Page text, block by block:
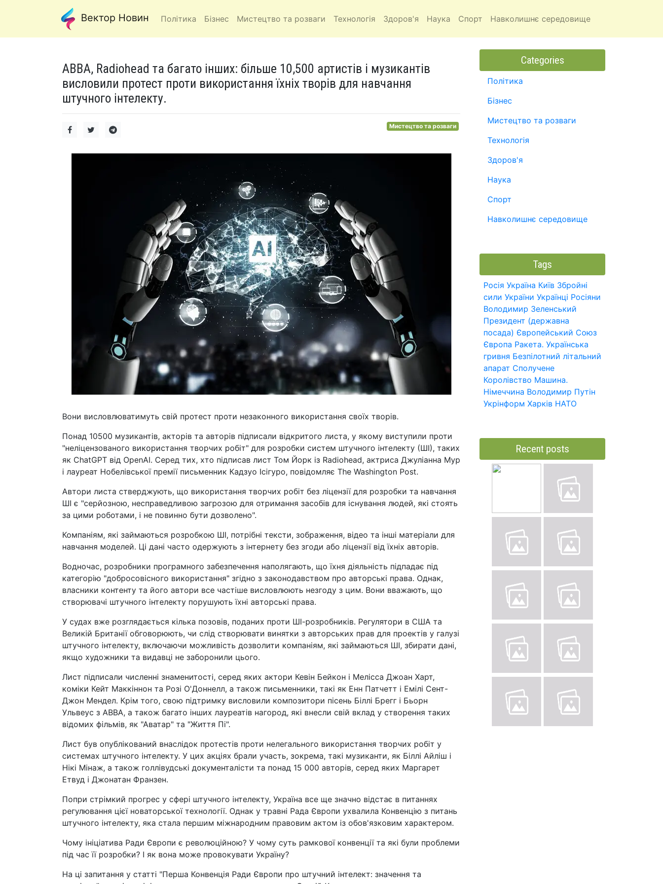
Вектор Новин Політика Бізнес Мистецтво та розваги Технологія Здоров'я Наука Спорт Навколишнє середовище
ABBA, Radiohead та багато інших: більше 10,500 артистів і музикантів
висловили протест проти використання їхніх творів для навчання
штучного інтелекту.
Мистецтво та розваги
Вони висловлюватимуть свій протест проти незаконного використання своїх творів.
Понад 10500 музикантів, акторів та авторів підписали відкритого листа, у якому виступили проти
"неліцензованого використання творчих робіт" для розробки систем штучного інтелекту (ШІ), таких
як ChatGPT від OpenAI. Серед тих, хто підписав лист Том Йорк із Radiohead, актриса Джуліанна Мур
і лауреат Нобелівської премії письменник Кадзуо Ісігуро, повідомляє The Washington Post.
Автори листа стверджують, що використання творчих робіт без ліцензії для розробки та навчання
ШІ є "серйозною, несправедливою загрозою для отримання засобів для існування людей, які стоять
за цими роботами, і не повинно бути дозволено".
Компаніям, які займаються розробкою ШІ, потрібні тексти, зображення, відео та інші матеріали для
навчання моделей. Ці дані часто одержують з інтернету без згоди або ліцензії від їхніх авторів.
Водночас, розробники програмного забезпечення наполягають, що їхня діяльність підпадає під
категорію "добросовісного використання" згідно з законодавством про авторські права. Однак,
власники контенту та його автори все частіше висловлюють незгоду з цим. Вони вважають, що
створювачі штучного інтелекту порушують їхні авторські права.
У судах вже розглядається кілька позовів, поданих проти ШІ-розробників. Регулятори в США та
Великій Британії обговорюють, чи слід створювати винятки з авторських прав для проектів у галузі
штучного інтелекту, включаючи можливість дозволити компаніям, які займаються ШІ, збирати дані,
якщо художники та видавці не заборонили цього.
Лист підписали численні знаменитості, серед яких актори Кевін Бейкон і Мелісса Джоан Харт,
коміки Кейт Маккіннон та Розі О'Доннелл, а також письменники, такі як Енн Патчетт і Емілі Сент-
Джон Мендел. Крім того, свою підтримку висловили композитори пісень Біллі Брегг і Бьорн
Ульвеус з ABBA, а також багато інших лауреатів нагород, які внесли свій вклад у створення таких
відомих фільмів, як "Аватар" та "Життя Пі".
Лист був опублікований внаслідок протестів проти нелегального використання творчих робіт у
системах штучного інтелекту. У цих акціях брали участь, зокрема, такі музиканти, як Біллі Айліш і
Нікі Мінаж, а також голлівудські документалісти та понад 15 000 авторів, серед яких Маргарет
Етвуд і Джонатан Франзен.
Попри стрімкий прогрес у сфері штучного інтелекту, Україна все ще значно відстає в питаннях
регулювання цієї новаторської технології. Однак у травні Рада Європи ухвалила Конвенцію з питань
штучного інтелекту, яка стала першим міжнародним правовим актом із обов'язковим характером.
Чому ініціатива Ради Європи є революційною? У чому суть рамкової конвенції та які були проблеми
під час її розробки? І як вона може провокувати Україну?
На ці запитання у статті "Перша Конвенція Ради Європи про штучний інтелект: значення та
Categories
Політика
Бізнес
Мистецтво та розваги
Технологія
Здоров'я
Наука
Спорт
Навколишнє середовище
Tags
Росія Україна Київ Збройні
сили України Українці Росіяни
Володимир Зеленський
Президент (державна
посада) Європейський Союз
Європа Ракета. Українська
гривня Безпілотний літальний
апарат Сполучене
Королівство Машина.
Німеччина Володимир Путін
Укрінформ Харків НАТО
Recent posts